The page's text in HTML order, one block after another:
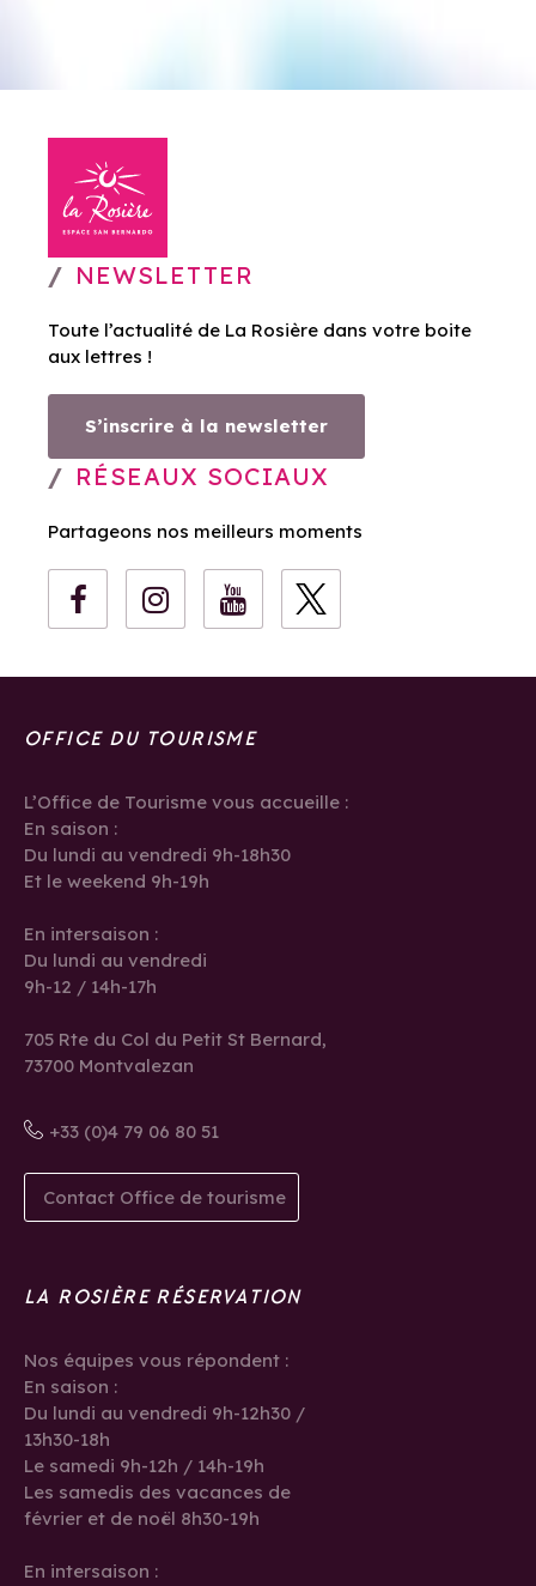
NEWSLETTER
Toute l’actualité de La Rosière dans votre boite
aux lettres !
S’inscrire à la newsletter
RÉSEAUX SOCIAUX
Partageons nos meilleurs moments
OFFICE DU TOURISME
L’Office de Tourisme vous accueille :
En saison :
Du lundi au vendredi 9h-18h30
Et le weekend 9h-19h
En intersaison :
Du lundi au vendredi
9h-12 / 14h-17h
705 Rte du Col du Petit St Bernard,
73700 Montvalezan
+33 (0)4 79 06 80 51
Contact Office de tourisme
LA ROSIÈRE RÉSERVATION
Nos équipes vous répondent :
En saison :
Du lundi au vendredi 9h-12h30 /
13h30-18h
Le samedi 9h-12h / 14h-19h
Les samedis des vacances de
février et de noël 8h30-19h
En intersaison :